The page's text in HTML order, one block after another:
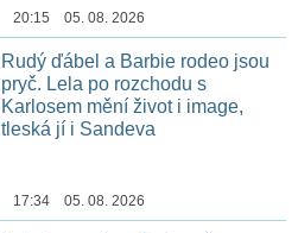
20:15 05. 08. 2026
Rudý ďábel a Barbie rodeo jsou
pryč. Lela po rozchodu s
Karlosem mění život i image,
tleská jí i Sandeva
17:34 05. 08. 2026